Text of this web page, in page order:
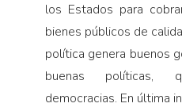
los Estados para
bienes públicos de
política genera buenos
buenas políticas,
democracias. En última